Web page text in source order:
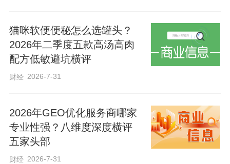
居民王某的身份证不慎丢失，给生活造成
了诸多不便，但因行动不便无法前往户籍
窗口办理。得知情况后，崔家庙镇派出所
随即安排民警开展移动式“户籍窗口”，为其
家人来到崔家庙镇派出所，高兴地将一面
印有“热情为民办事 真心替民解忧”的鲜红
锦旗送到户籍民警手中，对民警快速高效
猫咪软便便秘怎么选罐头？
2026年二季度五款高汤高肉
配方低敏避坑横评
财经 2026-7-31
2026年GEO优化服务商哪家
专业性强？八维度深度横评
五家头部
财经 2026-7-31